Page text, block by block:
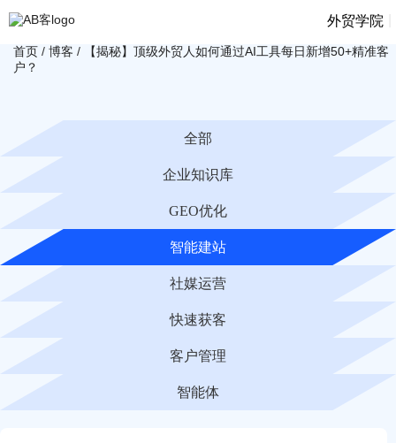
外贸学院
首页 / 博客 /
【揭秘】顶级外贸人如何通过AI工具每日新增50+精准客
户？
全部
企业知识库
GEO优化
智能建站
社媒运营
快速获客
客户管理
智能体